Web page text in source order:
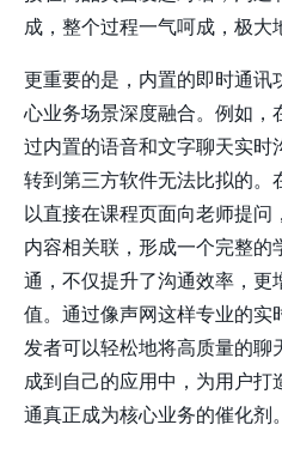
成，整个过程一气呵成，极大
更重要的是，内置的即时通讯
心业务场景深度融合。例如，
过内置的语音和文字聊天实时
转到第三方软件无法比拟的。
以直接在课程页面向老师提
内容相关联，形成一个完整的
通，不仅提升了沟通效率，更
值。通过像声网这样专业的实
发者可以轻松地将高质量的聊
成到自己的应用中，为用户打
通真正成为核心业务的催化剂。